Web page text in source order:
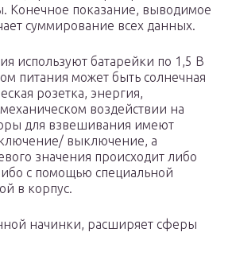
Конечное показание, выводимое
суммирование всех данных.
используют батарейки по 1,5 В
питания может быть солнечная
розетка, энергия,
воздействии на
для взвешивания имеют
выключение, а
значения происходит либо
с помощью специальной
в корпус.
начинки, расширяет сферы